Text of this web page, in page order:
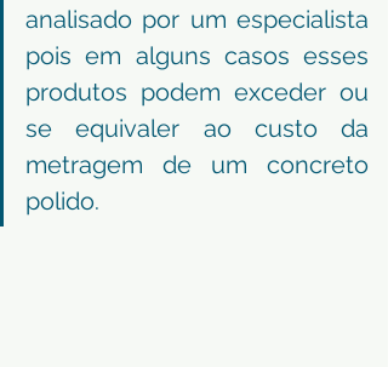
analisado por um especialista
pois em alguns casos esses
produtos podem exceder ou
se equivaler ao custo da
metragem de um concreto
polido.